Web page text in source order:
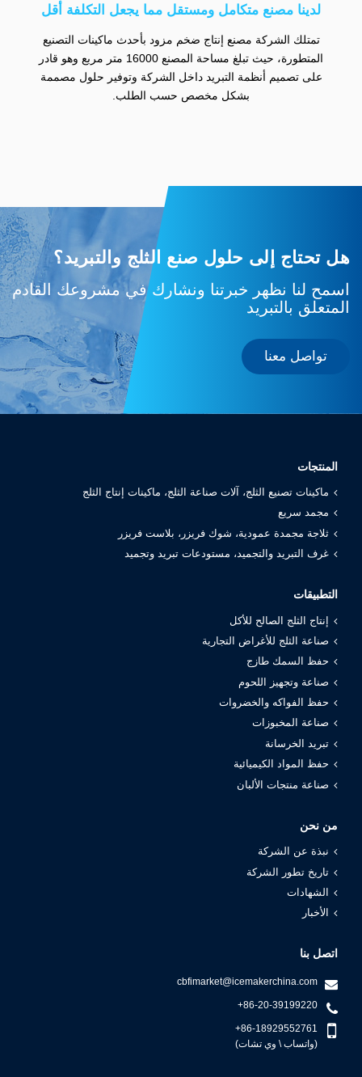
لدينا مصنع متكامل ومستقل مما يجعل التكلفة أقل
تمتلك الشركة مصنع إنتاج ضخم مزود بأحدث ماكينات التصنيع
المتطورة، حيث تبلغ مساحة المصنع 16000 متر مربع وهو قادر
على تصميم أنظمة التبريد داخل الشركة وتوفير حلول مصممة
بشكل مخصص حسب الطلب.
هل تحتاج إلى حلول صنع الثلج والتبريد؟
اسمح لنا نظهر خبرتنا ونشارك في مشروعك القادم
المتعلق بالتبريد
تواصل معنا
المنتجات
ماكينات تصنيع الثلج، آلات صناعة الثلج، ماكينات إنتاج الثلج
مجمد سريع
ثلاجة مجمدة عمودية، شوك فريزر، بلاست فريزر
غرف التبريد والتجميد، مستودعات تبريد وتجميد
التطبيقات
إنتاج الثلج الصالح للأكل
صناعة الثلج للأغراض التجارية
حفظ السمك طازج
صناعة وتجهيز اللحوم
حفظ الفواكه والخضروات
صناعة المخبوزات
تبريد الخرسانة
حفظ المواد الكيميائية
صناعة منتجات الألبان
من نحن
نبذة عن الشركة
تاريخ تطور الشركة
الشهادات
الأخبار
اتصل بنا
cbfimarket@icemakerchina.com
+86-20-39199220
+86-18929552761
(واتساب \ وي تشات)